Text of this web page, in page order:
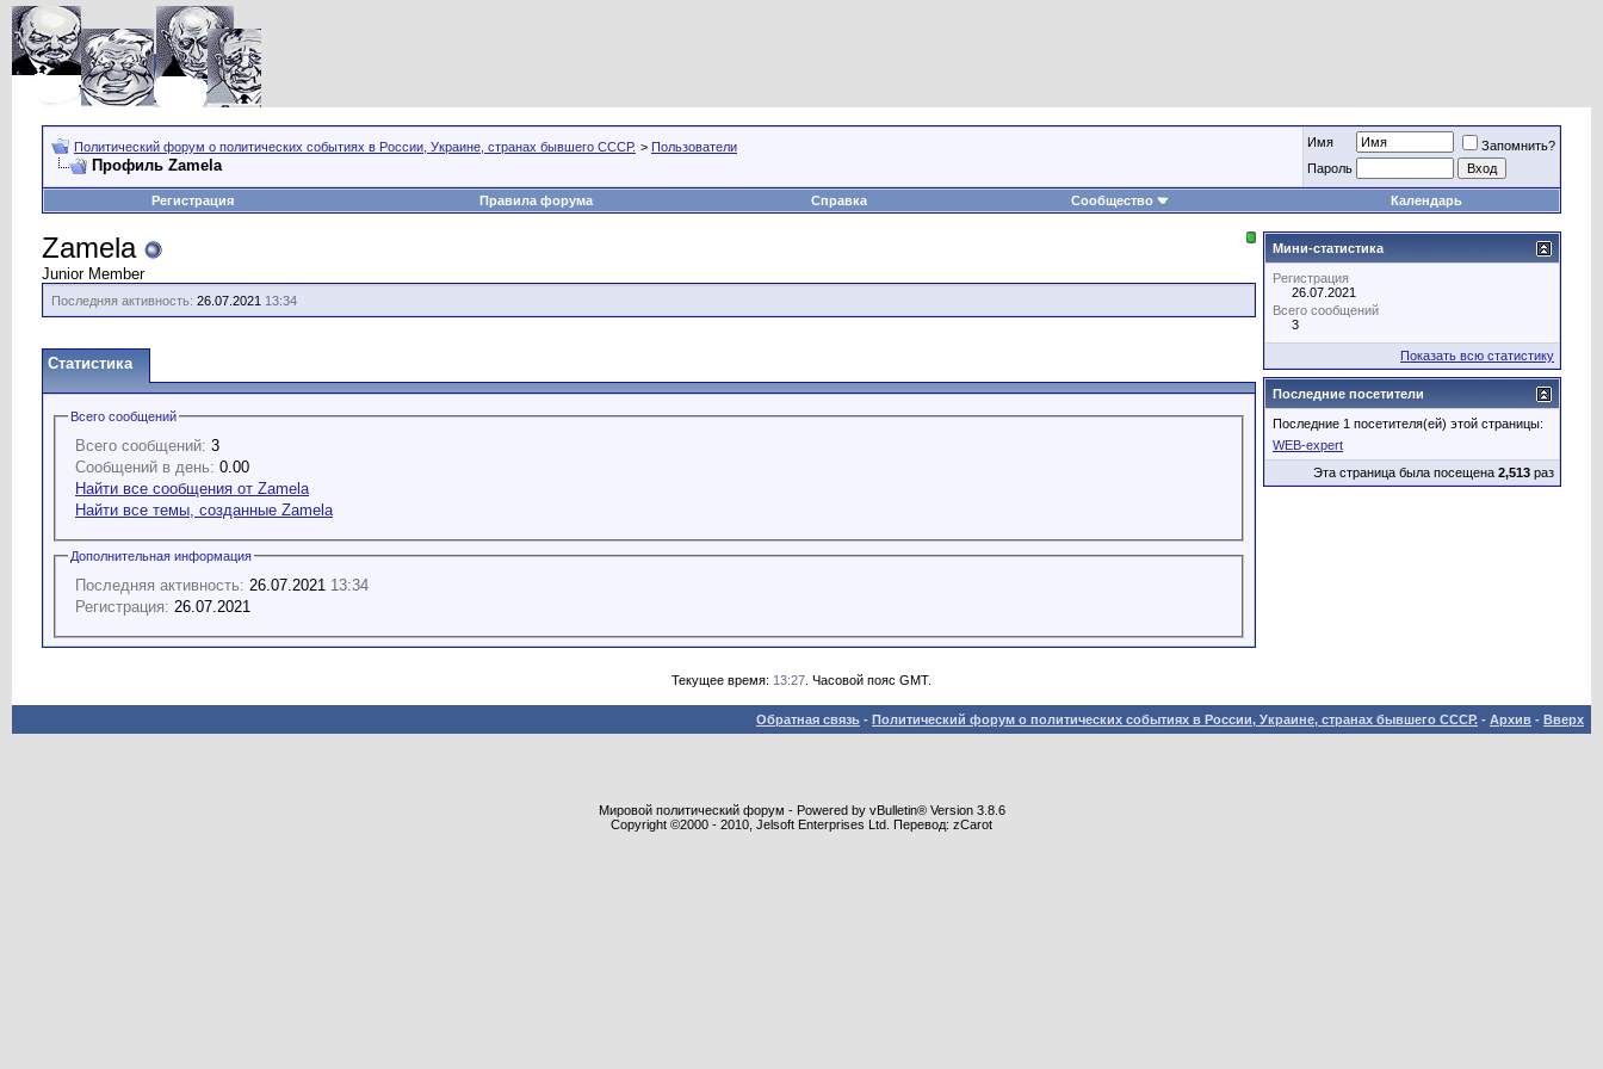
Политический форум о политических событиях в России, Украине, странах бывшего СССР. > Пользователи
Профиль Zamela
Имя
Запомнить?
Пароль
Регистрация Правила форума Справка Сообщество Календарь
Zamela
Junior Member
Последняя активность: 26.07.2021 13:34
Статистика
Всего сообщений
Всего сообщений: 3
Сообщений в день: 0.00
Найти все сообщения от Zamela
Найти все темы, созданные Zamela
Дополнительная информация
Последняя активность: 26.07.2021 13:34
Регистрация: 26.07.2021
Мини-статистика
Регистрация
26.07.2021
Всего сообщений
3
Показать всю статистику
Последние посетители
Последние 1 посетителя(ей) этой страницы:
WEB-expert
Эта страница была посещена 2,513 раз
Текущее время: 13:27 . Часовой пояс GMT.
Обратная связь - Политический форум о политических событиях в России, Украине, странах бывшего СССР. - Архив - Вверх
Мировой политический форум - Powered by vBulletin® Version 3.8.6
Copyright ©2000 - 2010, Jelsoft Enterprises Ltd. Перевод: zCarot